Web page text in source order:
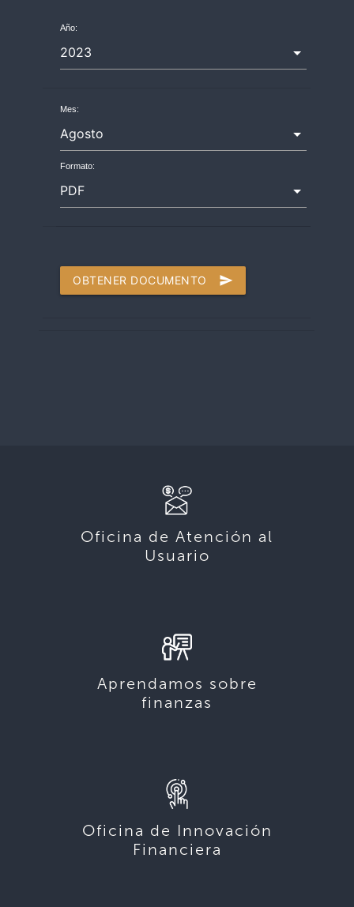
Oficina de Atención al
Usuario
Aprendamos sobre
finanzas
Oficina de Innovación
Financiera